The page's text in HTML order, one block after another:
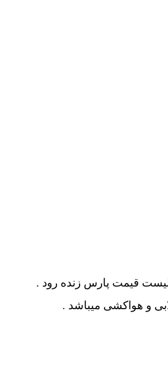
لیست قیمت پارس زنده رود .
و هواکشی میباشد .